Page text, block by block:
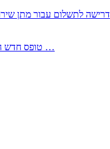
2355 דרישה לתשלום עבור מתן
2513-2 טופס חדש הצהרה על העברה לחול הפטורה ממס בברכה גק …